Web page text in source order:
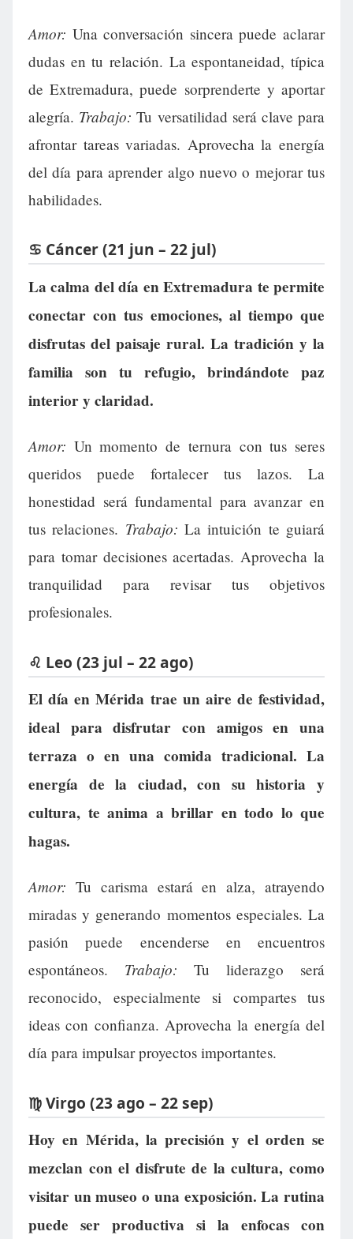
Amor: Una conversación sincera puede aclarar
dudas en tu relación. La espontaneidad, típica
de Extremadura, puede sorprenderte y aportar
alegría. Trabajo: Tu versatilidad será clave para
afrontar tareas variadas. Aprovecha la energía
del día para aprender algo nuevo o mejorar tus
habilidades.
♋ Cáncer (21 jun – 22 jul)
La calma del día en Extremadura te permite
conectar con tus emociones, al tiempo que
disfrutas del paisaje rural. La tradición y la
familia son tu refugio, brindándote paz
interior y claridad.
Amor: Un momento de ternura con tus seres
queridos puede fortalecer tus lazos. La
honestidad será fundamental para avanzar en
tus relaciones. Trabajo: La intuición te guiará
para tomar decisiones acertadas. Aprovecha la
tranquilidad para revisar tus objetivos
profesionales.
♌ Leo (23 jul – 22 ago)
El día en Mérida trae un aire de festividad,
ideal para disfrutar con amigos en una
terraza o en una comida tradicional. La
energía de la ciudad, con su historia y
cultura, te anima a brillar en todo lo que
hagas.
Amor: Tu carisma estará en alza, atrayendo
miradas y generando momentos especiales. La
pasión puede encenderse en encuentros
espontáneos. Trabajo: Tu liderazgo será
reconocido, especialmente si compartes tus
ideas con confianza. Aprovecha la energía del
día para impulsar proyectos importantes.
♍ Virgo (23 ago – 22 sep)
Hoy en Mérida, la precisión y el orden se
mezclan con el disfrute de la cultura, como
visitar un museo o una exposición. La rutina
puede ser productiva si la enfocas con